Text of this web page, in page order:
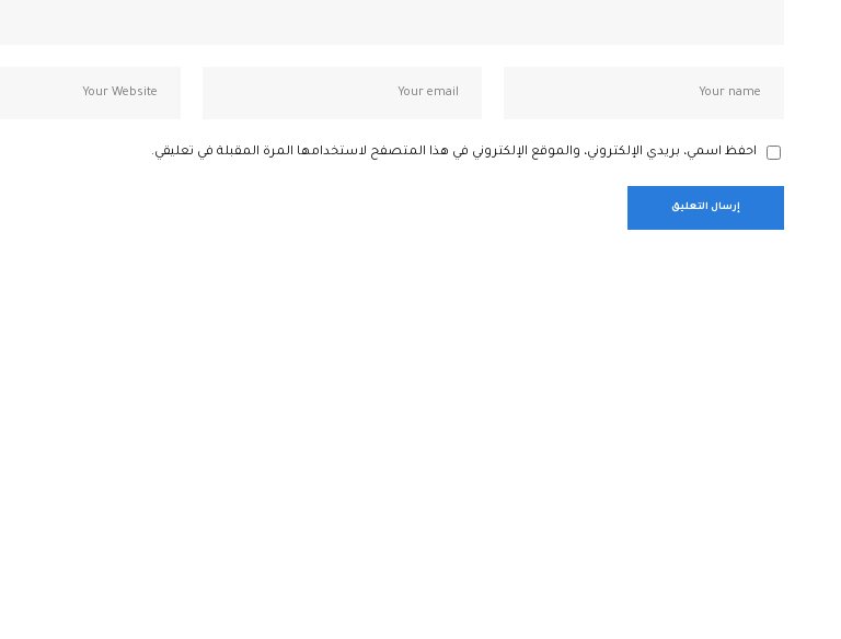
احفظ اسمي، بريدي الإلكتروني، والموقع الإلكتروني في هذا المتصفح لاستخدامها المرة المقبلة في تعليقي.